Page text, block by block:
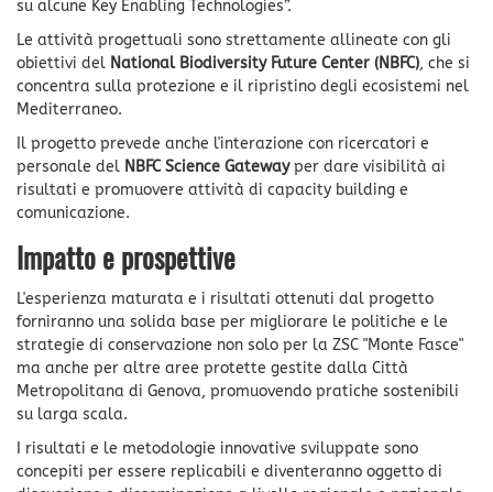
su alcune Key Enabling Technologies”.
Le attività progettuali sono strettamente allineate con gli
obiettivi del National Biodiversity Future Center (NBFC), che si
concentra sulla protezione e il ripristino degli ecosistemi nel
Mediterraneo.
Il progetto prevede anche l'interazione con ricercatori e
personale del NBFC Science Gatewayper dare visibilità ai
risultati e promuovere attività di capacity building e
comunicazione.
Impatto e prospettive
L'esperienza maturata e i risultati ottenuti dal progetto
forniranno una solida base per migliorare le politiche e le
strategie di conservazione non solo per la ZSC "Monte Fasce"
ma anche per altre aree protette gestite dalla Città
Metropolitana di Genova, promuovendo pratiche sostenibili
su larga scala.
I risultati e le metodologie innovative sviluppate sono
concepiti per essere replicabili e diventeranno oggetto di